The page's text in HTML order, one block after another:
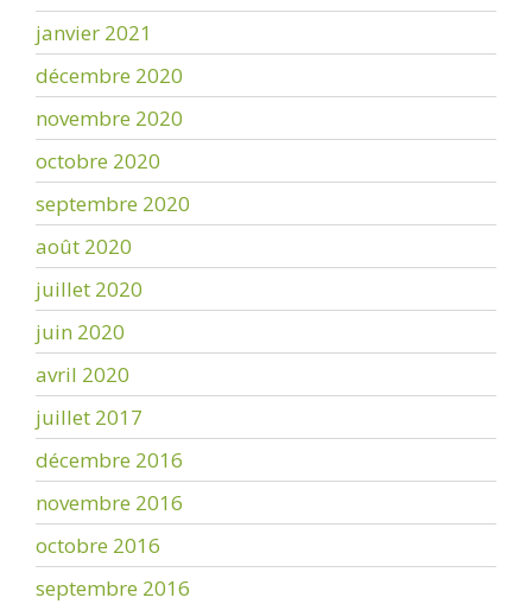
janvier 2021
décembre 2020
novembre 2020
octobre 2020
septembre 2020
août 2020
juillet 2020
juin 2020
avril 2020
juillet 2017
décembre 2016
novembre 2016
octobre 2016
septembre 2016